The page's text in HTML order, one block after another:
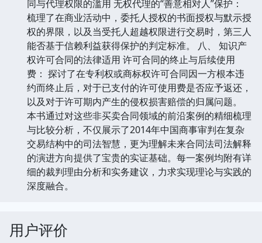
同与代理权限的滥用 无权代理的“善意相对人”保护：
梳理了在商业活动中，委托人授权的书面授权与默示授
权的界限，以及当受托人超越权限进行交易时，第三人
能否基于信赖利益获得保护的判定标准。 八、 知识产
权许可合同的法律适用 许可合同的终止与后续使用
费： 探讨了在专利权或商标权许可合同因一方根本违
约而终止后，对于已支付的许可使用费是否应予返还，
以及对于许可期内产生的侵权损害赔偿的归属问题。
本书通过对这些非买卖合同领域的前沿案例的精细梳理
与比较分析，不仅展示了2014年中国商事审判在复杂
交易结构中的司法智慧，更为理解未来合同法司法解释
的演进方向提供了宝贵的实证基础。每一案例均附有详
细的裁判理由分析和实务建议，力求实现理论与实践的
深度融合。
用户评价